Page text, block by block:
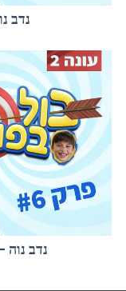
נדב נוה –
נדב נוה – בול